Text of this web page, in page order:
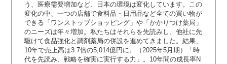
う、医療需要増加など、日本の環境は変化しています。この
変化の中、一つの店舗で食料品・日用品など全ての買い物が
できる「ワンストップショッピング」や「かかりつけ薬局」
のニーズは年々増加。私たちはそれらを先読みし、他社に先
駆けて食品強化と調剤薬局の併設を進めてきました。結果、
10年で売上高は3.7倍の5,014億円に。（2025年5月期）「時
代を先読み、戦略を確実に実行する力」。10年間の成長率N